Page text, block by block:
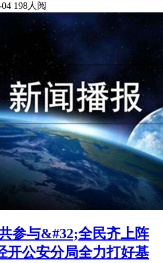
04 198人阅
参与&#32;全民齐上阵
开公安分局全力打好基